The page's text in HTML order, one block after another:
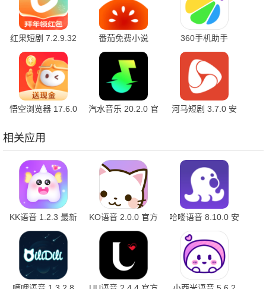
红果短剧 7.2.9.32
官方版
番茄免费小说
7.2.9.32 安卓版
360手机助手
10.2.2 官方版
悟空浏览器 17.6.0
汽水音乐 20.2.0 官
河马短剧 3.7.0 安
相关应用
KK语音 1.2.3 最新
版
KO语音 2.0.0 官方
版
哈喽语音 8.10.0 安
卓版